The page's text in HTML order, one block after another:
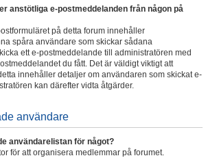
anstötliga e-postmeddelanden från någon på
på detta forum innehåller
spåra användare som skickar sådana
ett e-postmeddelande till administratören med
du fått. Det är väldigt viktigt att
innehåller detaljer om användaren som skickat e-
kan därefter vidta åtgärder.
användare
användarelistan för något?
för att organisera medlemmar på forumet.